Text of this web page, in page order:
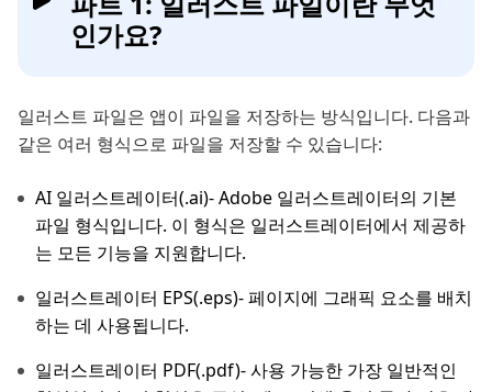
인가요?
일러스트 파일은 앱이 파일을 저장하는 방식입니다. 다음과
같은 여러 형식으로 파일을 저장할 수 있습니다:
AI 일러스트레이터(.ai)- Adobe 일러스트레이터의 기본
파일 형식입니다. 이 형식은 일러스트레이터에서 제공하
는 모든 기능을 지원합니다.
일러스트레이터 EPS(.eps)- 페이지에 그래픽 요소를 배치
하는 데 사용됩니다.
일러스트레이터 PDF(.pdf)- 사용 가능한 가장 일반적인